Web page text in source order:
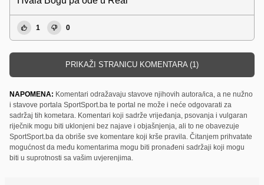
1 0
PRIKAŽI STRANICU KOMENTARA (1)
NAPOMENA: Komentari odražavaju stavove njihovih autora/ica, a ne nužno
i stavove portala SportSport.ba te portal ne može i neće odgovarati za
sadržaj tih kometara. Komentari koji sadrže vrijeđanja, psovanja i vulgaran
riječnik mogu biti uklonjeni bez najave i objašnjenja, ali to ne obavezuje
SportSport.ba da obriše sve komentare koji krše pravila. Čitanjem prihvatate
mogućnost da među komentarima mogu biti pronađeni sadržaji koji mogu
biti u suprotnosti sa vašim uvjerenjima.